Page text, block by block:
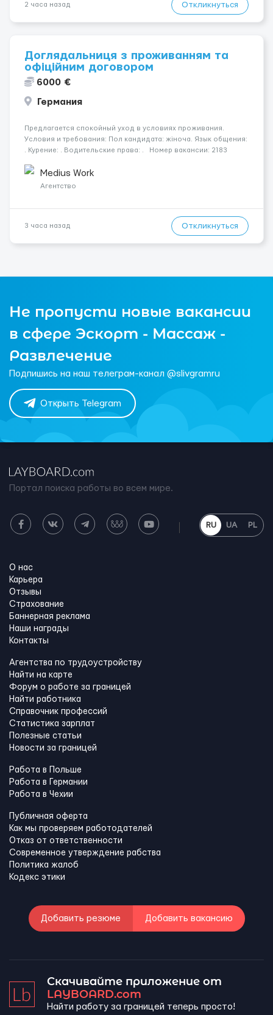
2 часа назад Откликнуться
Доглядальниця з проживанням та
офіційним договором
6000 €
Германия
Предлагается спокойный уход в условиях проживания.
Условия и требования: Пол кандидата: жіноча. Язык общения:
. Курение: . Водительские права: . Номер вакансии: 2183
Укр...Medius Work
Агентство
3 часа назад Откликнуться
Не пропусти новые вакансии
в сфере Эскорт - Массаж -
Развлечение
Подпишись на наш телеграм-канал @slivgramru
Открыть Telegram
Портал поиска работы во всем мире.
RU UA PL
О нас
Карьера
Отзывы
Страхование
Баннерная реклама
Наши награды
Контакты
Агентства по трудоустройству
Найти на карте
Форум о работе за границей
Найти работника
Справочник профессий
Статистика зарплат
Полезные статьи
Новости за границей
Работа в Польше
Работа в Германии
Работа в Чехии
Публичная оферта
Как мы проверяем работодателей
Отказ от ответственности
Современное утверждение рабства
Политика жалоб
Кодекс этики
Добавить резюме Добавить вакансию
Скачивайте приложение от
LAYBOARD.com
Найти работу за границей теперь просто!